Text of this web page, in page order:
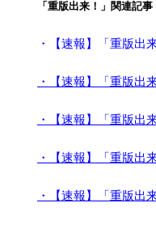
「重版出来！」関連記事
・【速報】「重版出
・【速報】「重版出
・【速報】「重版出
・【速報】「重版出
・【速報】「重版出